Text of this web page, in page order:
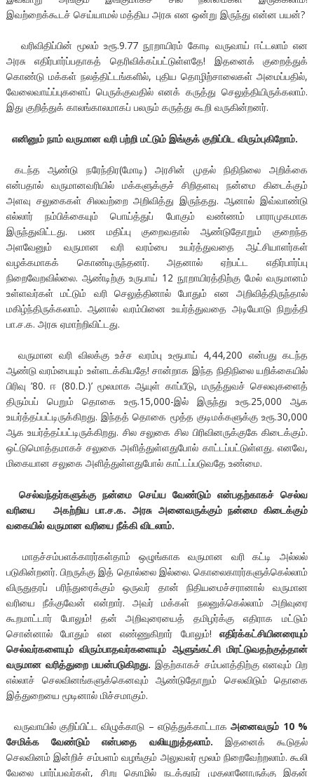
இவற்றைக்கூடச் செய்யாமல் மத்திய அரசு என ஒன்று இருந்து என்ன பயன்?
வரிவிதிப்பின் மூலம் உரூ.9.77 நூறாயிரம் கோடி வருவாய் ஈட்டலாம் என
அரசு எதிர்பார்ப்பதாகத் தெரிவிக்கப்பட்டுள்ளதே! இதனைக் குறைத்துக்
கொண்டு மக்கள் நலத்திட்டங்களில், புதிய தொழிற்சாலைகள் அமைப்பதில்,
வேலைவாய்ப்புகளைப் பெருக்குவதில் எனக் கருத்து செலுத்தியிருக்கலாம்.
இது குறித்துக் காலங்காலமாகப் பலரும் கருத்து கூறி வருகின்றனர்.
எனினும் நாம் வருமான வரி பற்றி மட்டும் இங்குக் குறிப்பிட விரும்புகிறோம்.
கடந்த ஆண்டு நரேந்திர(மோடி) அரசின் முதல் நிதிநிலை அறிக்கை
என்பதால் வருமானவரியில் மக்களுக்குச் சிறிதளவு நன்மை கிடைக்கும்
அளவு சலுகைகள் சிலவற்றை அறிவித்து இருந்தது. ஆனால் இவ்வாண்டு
எல்லார் நம்பிக்கையும் பொய்த்துப் போகும் வண்ணம் பாராமுகமாக
இருந்துவிட்டது. பண மதிப்பு குறைவதால் ஆண்டுதோறும் குறைந்த
அளவேனும் வருமான வரி வரம்பை உயர்த்துவதை ஆட்சியாளர்கள்
வழக்கமாகக் கொண்டிருந்தனர். அதனால் ஏற்பட்ட எதிர்பார்ப்பு
நிறைவேறவில்லை. ஆண்டிற்கு உருபாய் 12 நூறாயிரத்திற்கு மேல் வருமானம்
உள்ளவர்கள் மட்டும் வரி செலுத்தினால் போதும் என அறிவித்திருந்தால்
மகிழ்ந்திருக்கலாம். ஆனால் வரம்பினை உயர்த்துவதை அடியோடு நிறுத்தி
பா.ச.க. அரசு ஏமாற்றிவிட்டது.
வருமான வரி விலக்கு உச்ச வரம்பு உரூபாய் 4,44,200 என்பது கடந்த
ஆண்டு வரம்பையும் உள்ளடக்கியதே! சான்றாக இந்த நிதிநிலை யறிக்கையில்
பிரிவு ’80. ஈ (80.D.)’ மூலமாக ஆயுள் காப்பீடு, மருத்துவச் செலவுகளைத்
திரும்பப் பெறும் தொகை உரூ.15,000-இல் இருந்து உரூ.25,000 ஆக
உயர்த்தப்பட்டிருக்கிறது. இந்தத் தொகை மூத்த குடிமக்களுக்கு உரூ.30,000
ஆக உயர்த்தப்பட்டிருக்கிறது. சில சலுகை சில பிரிவினருக்குகே கிடைக்கும்.
ஒட்டுமொத்தமாகச் சலுகை அளித்துள்ளதுபோல் காட்டப்பட்டுள்ளது. எனவே,
மிகையான சலுகை அளித்துள்ளதுபோல் காட்டப்படுவதே உண்மை.
செல்வந்தர்களுக்கு நன்மை செய்ய வேண்டும் என்பதற்காகச் செல்வ
வரியை அகற்றிய பா.ச.க. அரசு அனைவருக்கும் நன்மை கிடைக்கும்
வகையில் வருமான வரியை நீக்கி விடலாம்.
மாதச்சம்பளக்காரர்கள்தாம் ஒழுங்காக வருமான வரி கட்டி அல்லல்
படுகின்றனர். பிறருக்கு இத் தொல்லை இல்லை. கொலைகாரர்களுக்கெல்லாம்
விருதுதரப் பரிந்துரைக்கும் ஒருவர் தான் நிதியமைச்சரானால் வருமான
வரியை நீக்குவேன் என்றார். அவர் மக்கள் நலனுக்கெல்லாம் அறிவுரை
கூறமாட்டார் போலும்! தன் அறிவுரையைத் தமிழர்க்கு எதிராக மட்டும்
சொன்னால் போதும் என எண்ணுகிறார் போலும்!எதிர்க்கட்சியினரையும்
செல்வர்களையும் விரும்பாதவர்களையும் ஆளுங்கட்சி மிரட்டுவதற்குத்தான்
வருமான வரித்துறை பயன்படுகிறது. இதற்காகச் சம்பளத்திற்கு எனவும் பிற
எல்லாச் செலவினங்களுக்கெனவும் ஆண்டுதோறும் செலவிடும் தொகை
இத்துறையை மூடினால் மிச்சமாகும்.
வருவாயில் குறிப்பிட்ட விழுக்காடு – எடுத்துக்காட்டாகஅனைவரும் 10 %
சேமிக்க வேண்டும் என்பதை வலியுறுத்தலாம். இதனைக் கூடுதல்
செலவினம் இன்றிச் சம்பளம் வழங்கும் அலுவலர் மூலம் நிறைவேற்றலாம். கூலி
வேலை பார்ப்பவர்கள், சிறு தொழில் நடத்துநர் முதலானோருக்கு இதன்